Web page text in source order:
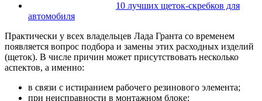
10 лучших щеток-скребков для
автомобиля
Практически у всех владельцев Лада Гранта со временем
появляется вопрос подбора и замены этих расходных изделий
(щеток). В числе причин может присутствовать несколько
аспектов, а именно:
в связи с истиранием рабочего резинового элемента;
при неисправности в монтажном блоке;